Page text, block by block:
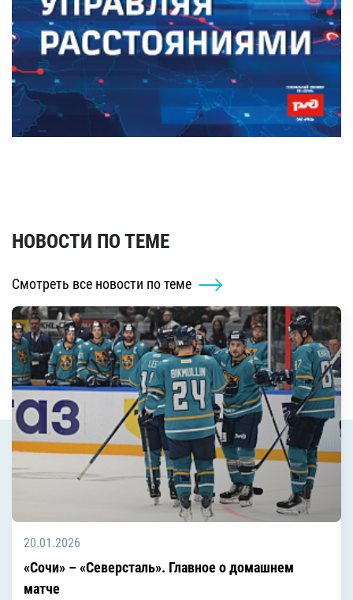
НОВОСТИ ПО ТЕМЕ
Смотреть все новости по теме
20.01.2026
«Сочи» – «Северсталь». Главное о домашнем
матче